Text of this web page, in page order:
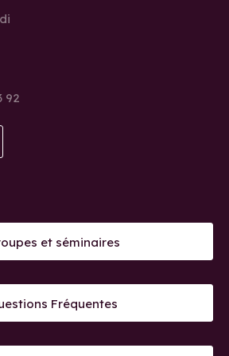
92
et séminaires
Fréquentes